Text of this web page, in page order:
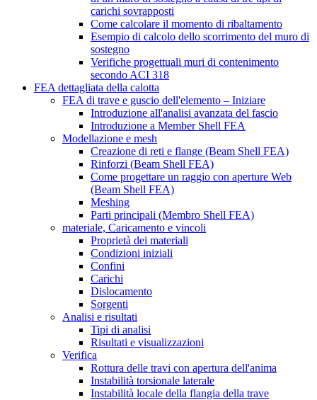
carichi sovrapposti
Come calcolare il momento di ribaltamento
Esempio di calcolo dello scorrimento del muro di
sostegno
Verifiche progettuali muri di contenimento
secondo ACI 318
FEA dettagliata della calotta
FEA di trave e guscio dell'elemento – Iniziare
Introduzione all'analisi avanzata del fascio
Introduzione a Member Shell FEA
Modellazione e mesh
Creazione di reti e flange (Beam Shell FEA)
Rinforzi (Beam Shell FEA)
Come progettare un raggio con aperture Web
(Beam Shell FEA)
Meshing
Parti principali (Membro Shell FEA)
materiale, Caricamento e vincoli
Proprietà dei materiali
Condizioni iniziali
Confini
Carichi
Dislocamento
Sorgenti
Analisi e risultati
Tipi di analisi
Risultati e visualizzazioni
Verifica
Rottura delle travi con apertura dell'anima
Instabilità torsionale laterale
Instabilità locale della flangia della trave